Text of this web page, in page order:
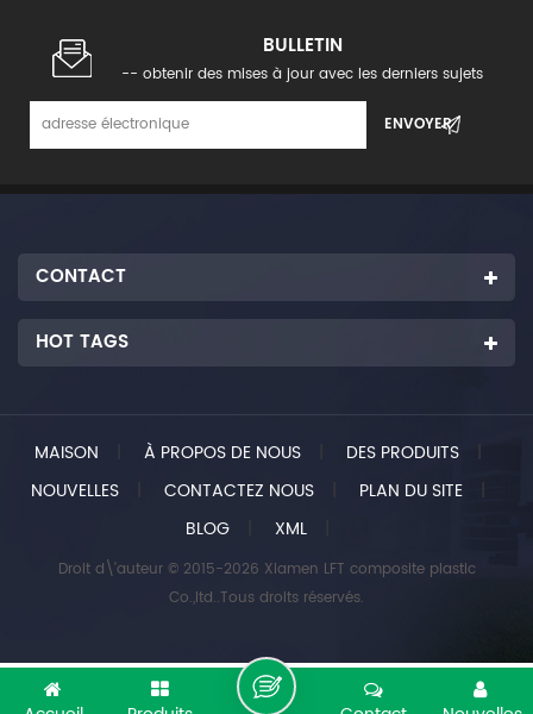
BULLETIN
-- obtenir des mises à jour avec les derniers sujets
CONTACT
HOT TAGS
MAISON À PROPOS DE NOUS DES PRODUITS
|
NOUVELLES
CONTACTEZ NOUS PLAN DU SITE
BLOG
XML
Droit d\'auteur © 2015-2026 Xiamen LFT composite plastic
Co.,ltd..Tous droits réservés.